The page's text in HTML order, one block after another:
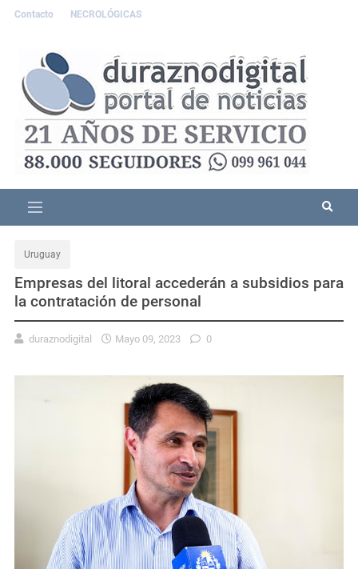
Contacto NECROLÓGICAS
Uruguay
Empresas del litoral accederán a subsidios para
la contratación de personal
duraznodigital Mayo 09, 2023 0